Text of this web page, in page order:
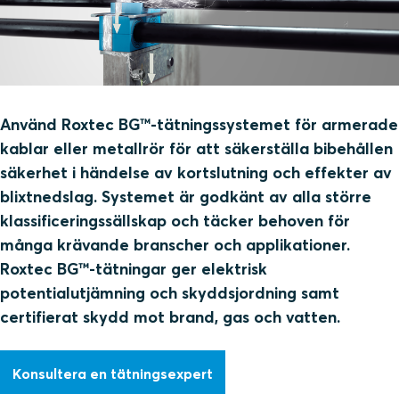
Använd Roxtec BG™-tätningssystemet för armerade
kablar eller metallrör för att säkerställa bibehållen
säkerhet i händelse av kortslutning och effekter av
blixtnedslag. Systemet är godkänt av alla större
klassificeringssällskap och täcker behoven för
många krävande branscher och applikationer.
Roxtec BG™-tätningar ger elektrisk
potentialutjämning och skyddsjordning samt
certifierat skydd mot brand, gas och vatten.
Konsultera en tätningsexpert